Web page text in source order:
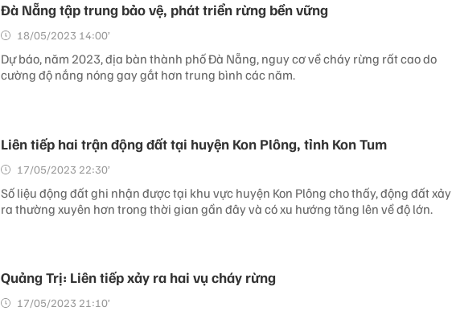
Đà Nẵng tập trung bảo vệ, phát triển rừng bền vững
18/05/2023 14:00’
Dự báo, năm 2023, địa bàn thành phố Đà Nẵng, nguy cơ về cháy rừng rất cao do
cường độ nắng nóng gay gắt hơn trung bình các năm.
Liên tiếp hai trận động đất tại huyện Kon Plông, tỉnh Kon Tum
17/05/2023 22:30’
Số liệu động đất ghi nhận được tại khu vực huyện Kon Plông cho thấy, động đất xảy
ra thường xuyên hơn trong thời gian gần đây và có xu hướng tăng lên về độ lớn.
Quảng Trị: Liên tiếp xảy ra hai vụ cháy rừng
17/05/2023 21:10’